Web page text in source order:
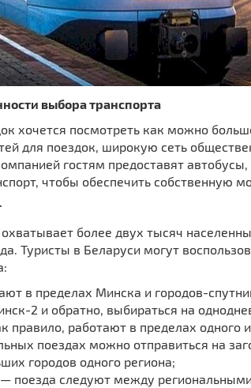
выбора транспорта
хочется посмотреть как можно
для поездок, широкую сеть
гостям предоставят
чтобы обеспечить собственную
более двух тысяч
Туристы в Беларуси могут
в пределах Минска и городов-
2 и обратно, выбираться на
правило, работают в пределах одного
поездах можно отправиться на
городов одного региона;
поезда следуют между